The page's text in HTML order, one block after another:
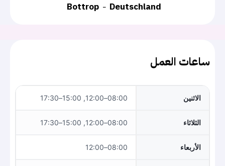
Bottrop
Deutschland
ساعات العمل
الاثنين 08:00–12:00, 15:00–17:30
الثلاثاء 08:00–12:00, 15:00–17:30
الأربعاء 08:00–12:00